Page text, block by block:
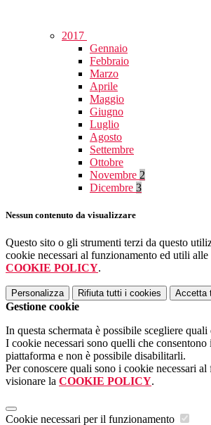
2017
Gennaio
Febbraio
Marzo
Aprile
Maggio
Giugno
Luglio
Agosto
Settembre
Ottobre
Novembre 2
Dicembre 3
Nessun contenuto da visualizzare
Questo sito o gli strumenti terzi da questo
cookie necessari al funzionamento ed utili
COOKIE POLICY.
Personalizza Rifiuta tutti i cookies Accetta
Gestione cookie
In questa schermata è possibile scegliere
I cookie necessari sono quelli che
piattaforma e non è possibile disabilitarli.
Per conoscere quali sono i cookie necessari
visionare la COOKIE POLICY.
Cookie necessari per il funzionamento